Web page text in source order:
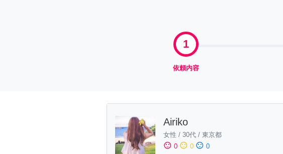
1
依頼内容
Airiko
女性 / 30代 / 東京都
sentiment_satisfied 0 sentiment_neutral 0 sentiment_dissatisfied 0